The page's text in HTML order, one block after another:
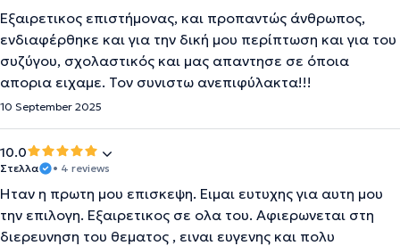
Εξαιρετικος επιστήμονας, και προπαντώς άνθρωπος,
ενδιαφέρθηκε και για την δική μου περίπτωση και για του
συζύγου, σχολαστικός και μας απαντησε σε όποια
απορια ειχαμε. Τον συνιστω ανεπιφύλακτα!!!
10 September 2025
10.0
Στελλα • 4 reviews
Ηταν η πρωτη μου επισκεψη. Ειμαι ευτυχης για αυτη μου
την επιλογη. Εξαιρετικος σε ολα του. Αφιερωνεται στη
διερευνηση του θεματος , ειναι ευγενης και πολυ